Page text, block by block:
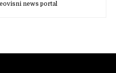
news portal